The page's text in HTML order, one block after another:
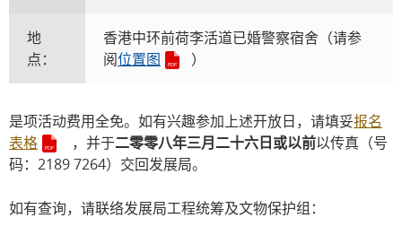
地
点：
香港中环前荷李活道已婚警察宿舍（请参
阅位置图 ）
是项活动费用全免。如有兴趣参加上述开放日，请填妥报名
表格
，并于二零零八年三月二十六日或以前以传真（号
码：2189 7264）交回发展局。
如有查询，请联络发展局工程统筹及文物保护组：